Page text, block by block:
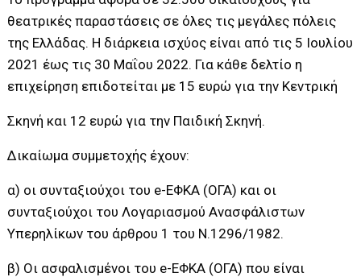
θεατρικές παραστάσεις σε όλες τις μεγάλες πόλεις
της Ελλάδας. Η διάρκεια ισχύος είναι από τις 5 Ιουλίου
2021 έως τις 30 Μαΐου 2022. Για κάθε δελτίο η
επιχείρηση επιδοτείται με 15 ευρώ για την Κεντρική
Σκηνή και 12 ευρώ για την Παιδική Σκηνή.
Δικαίωμα συμμετοχής έχουν:
α) οι συνταξιούχοι του e-ΕΦΚΑ (ΟΓΑ) και οι
συνταξιούχοι του Λογαριασμού Ανασφάλιστων
Υπερηλίκων του άρθρου 1 του Ν.1296/1982.
β) Οι ασφαλισμένοι του e-ΕΦΚΑ (ΟΓΑ) που είναι